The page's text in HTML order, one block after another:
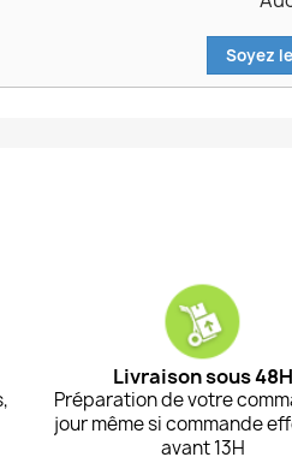
Soyez
Livraison sous 48H
Préparation de votre
jour même si commande
avant 13H